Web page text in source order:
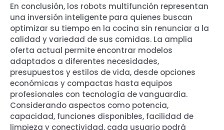
En conclusión, los robots multifunción representan
una inversión inteligente para quienes buscan
optimizar su tiempo en la cocina sin renunciar a la
calidad y variedad de sus comidas. La amplia
oferta actual permite encontrar modelos
adaptados a diferentes necesidades,
presupuestos y estilos de vida, desde opciones
económicas y compactas hasta equipos
profesionales con tecnología de vanguardia.
Considerando aspectos como potencia,
capacidad, funciones disponibles, facilidad de
limpieza y conectividad, cada usuario podrá